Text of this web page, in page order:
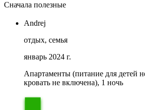
Сначала полезные
Andrej
отдых, семья
январь 2024 г.
Апартаменты (питание для детей
кровать не включена), 1 ночь